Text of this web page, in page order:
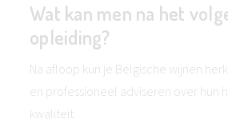
Wat kan men na het
opleiding?
Na afloop kun je Belgische wijnen
en professioneel adviseren over hun
kwaliteit.